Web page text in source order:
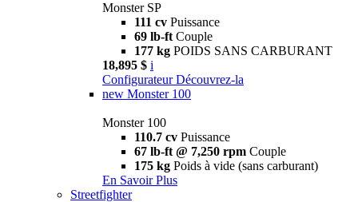
Monster SP
111 cv Puissance
69 lb-ft Couple
177 kg POIDS SANS CARBURANT
18,895 $ i
Configurateur Découvrez-la
new Monster 100
Monster 100
110.7 cv Puissance
67 lb-ft @ 7,250 rpm Couple
175 kg Poids à vide (sans carburant)
En Savoir Plus
Streetfighter